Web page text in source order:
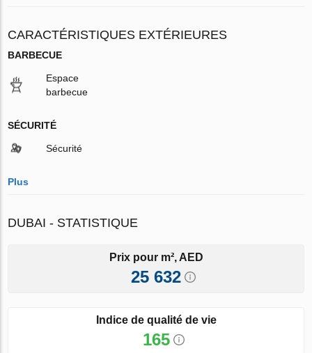
CARACTÉRISTIQUES EXTÉRIEURES
BARBECUE
Espace
barbecue
SÉCURITÉ
Sécurité
Plus
DUBAI - STATISTIQUE
Prix pour m², AED
25 632
Indice de qualité de vie
165